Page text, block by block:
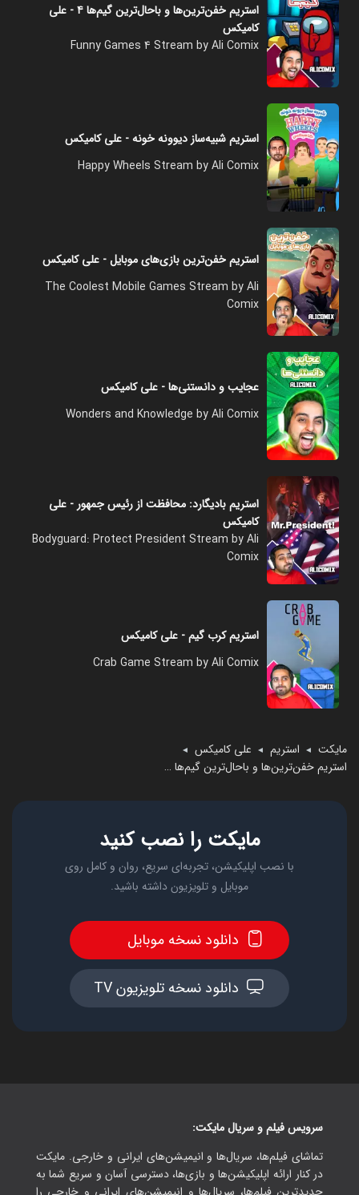
استریم خفن‌ترین‌ها و باحال‌ترین گیم‌ها ۴ - علی
کامیکس
Funny Games 4 Stream by Ali Comix
استریم شبیه‌ساز دیوونه‌ خونه - علی کامیکس
Happy Wheels Stream by Ali Comix
استریم خفن‌ترین بازی‌های موبایل - علی کامیکس
The Coolest Mobile Games Stream by Ali
Comix
عجایب و دانستنی‌ها - علی کامیکس
Wonders and Knowledge by Ali Comix
استریم بادیگارد: محافظت از رئیس جمهور - علی
کامیکس
Bodyguard: Protect President Stream by Ali
Comix
استریم کرب گیم - علی کامیکس
Crab Game Stream by Ali Comix
مایکت ◄ استریم ◄ علی کامیکس ◄
استریم خفن‌ترین‌ها و باحال‌ترین گیم‌ها ۵ - علی کامیکس
مایکت را نصب کنید
با نصب اپلیکیشن، تجربه‌ای سریع، روان و کامل روی
موبایل و تلویزیون داشته باشید.
دانلود نسخه موبایل
دانلود نسخه تلویزیون TV
سرویس فیلم و سریال مایکت:
تماشای فیلم‌ها، سریال‌ها و انیمیشن‌های ایرانی و خارجی. مایکت
در کنار ارائه اپلیکیشن‌ها و بازی‌ها، دسترسی آسان و سریع شما به